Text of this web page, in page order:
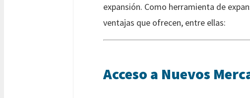
expansión. Como herramienta de
ventajas que ofrecen, entre ellas:
Acceso a Nuevos